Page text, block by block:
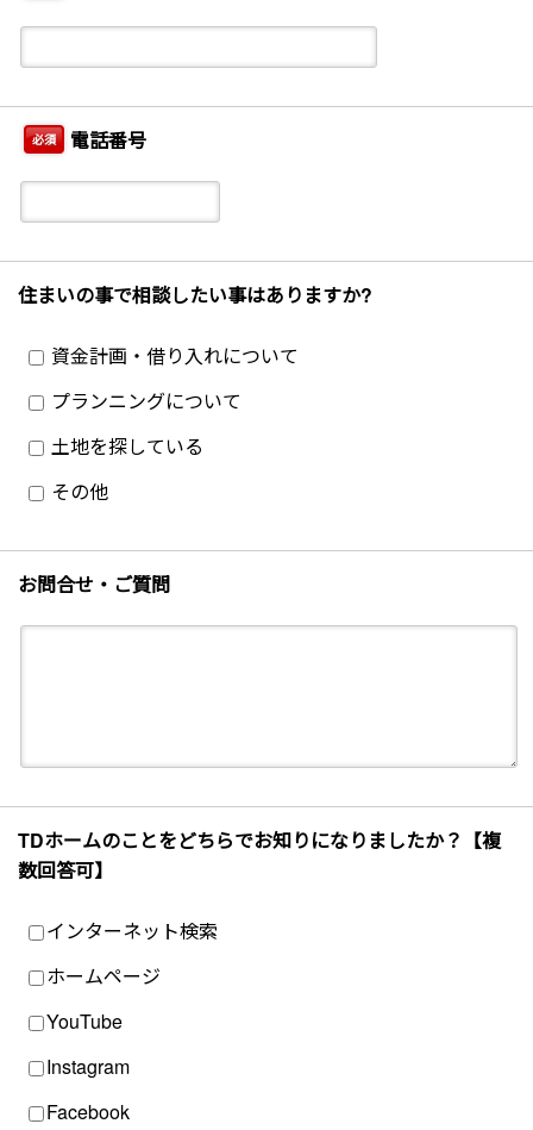
必須 電話番号
住まいの事で相談したい事はありますか?
資金計画・借り入れについて
プランニングについて
土地を探している
その他
お問合せ・ご質問
TDホームのことをどちらでお知りになりましたか？【複
数回答可】
インターネット検索
ホームページ
YouTube
Instagram
Facebook